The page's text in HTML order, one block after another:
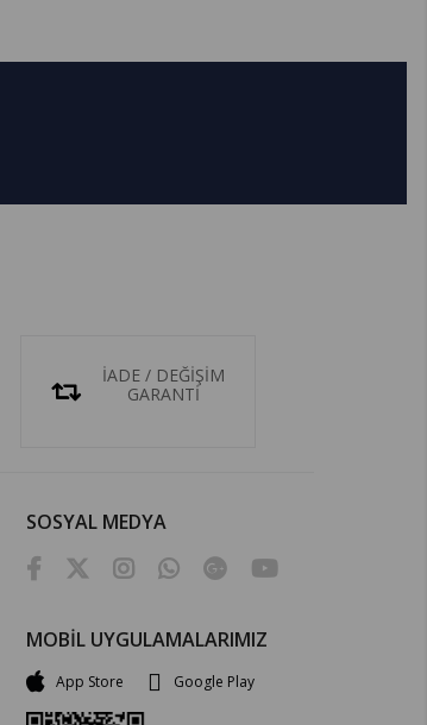
İADE / DEĞİŞİM
GARANTİ
SOSYAL MEDYA
MOBİL UYGULAMALARIMIZ
App Store Google Play